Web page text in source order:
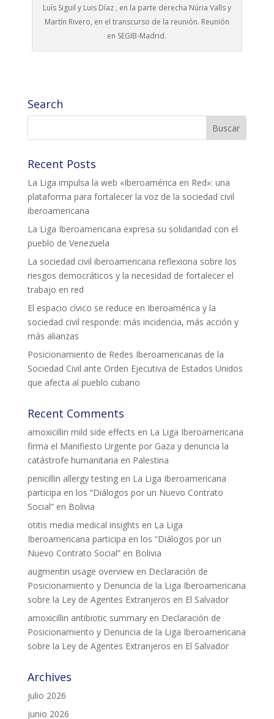
Luís Siguil y Luis Díaz , en la parte derecha Núria Valls y
Martín Rivero, en el transcurso de la reunión. Reunión
en SEGIB-Madrid.
Search
Recent Posts
La Liga impulsa la web «Iberoamérica en Red»: una
plataforma para fortalecer la voz de la sociedad civil
iberoamericana
La Liga Iberoamericana expresa su solidaridad con el
pueblo de Venezuela
La sociedad civil iberoamericana reflexiona sobre los
riesgos democráticos y la necesidad de fortalecer el
trabajo en red
El espacio cívico se reduce en Iberoamérica y la
sociedad civil responde: más incidencia, más acción y
más alianzas
Posicionamiento de Redes Iberoamericanas de la
Sociedad Civil ante Orden Ejecutiva de Estados Unidos
que afecta al pueblo cubano
Recent Comments
amoxicillin mild side effects en La Liga Iberoamericana
firma el Manifiesto Urgente por Gaza y denuncia la
catástrofe humanitaria en Palestina
penicillin allergy testingen La Liga Iberoamericana
participa en los “Diálogos por un Nuevo Contrato
Social” en Bolivia
otitis media medical insights en La Liga
Iberoamericana participa en los “Diálogos por un
Nuevo Contrato Social” en Bolivia
augmentin usage overviewen Declaración de
Posicionamiento y Denuncia de la Liga Iberoamericana
sobre la Ley de Agentes Extranjeros en El Salvador
amoxicillin antibiotic summaryen Declaración de
Posicionamiento y Denuncia de la Liga Iberoamericana
sobre la Ley de Agentes Extranjeros en El Salvador
Archives
julio 2026
junio 2026